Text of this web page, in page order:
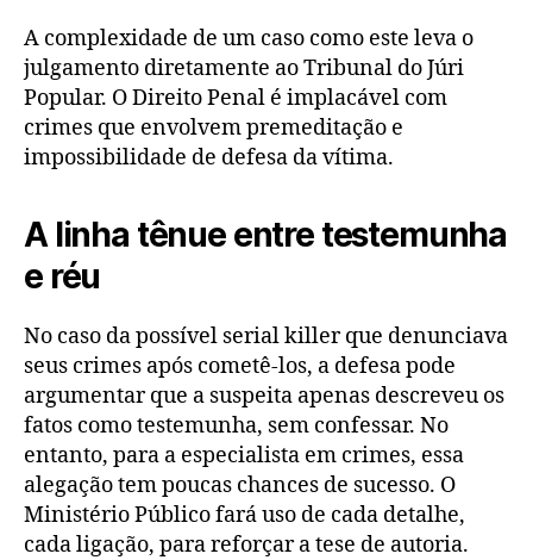
A complexidade de um caso como este leva o
julgamento diretamente ao Tribunal do Júri
Popular. O Direito Penal é implacável com
crimes que envolvem premeditação e
impossibilidade de defesa da vítima.
A linha tênue entre testemunha
e réu
No caso da possível serial killer que denunciava
seus crimes após cometê-los, a defesa pode
argumentar que a suspeita apenas descreveu os
fatos como testemunha, sem confessar. No
entanto, para a especialista em crimes, essa
alegação tem poucas chances de sucesso. O
Ministério Público fará uso de cada detalhe,
cada ligação, para reforçar a tese de autoria.